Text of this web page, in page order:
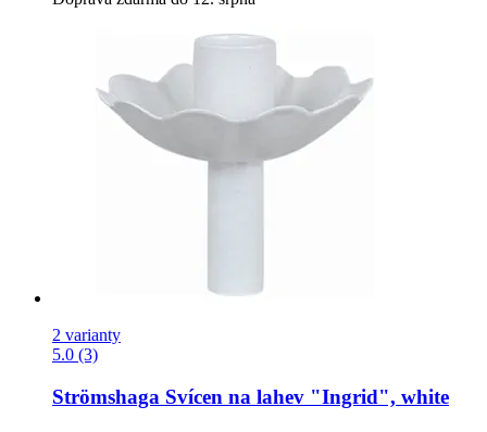
2 varianty
5.0 (3)
Strömshaga Svícen na lahev "Ingrid", white